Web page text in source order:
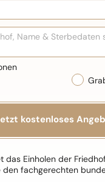
Einholen der
fachgerechten